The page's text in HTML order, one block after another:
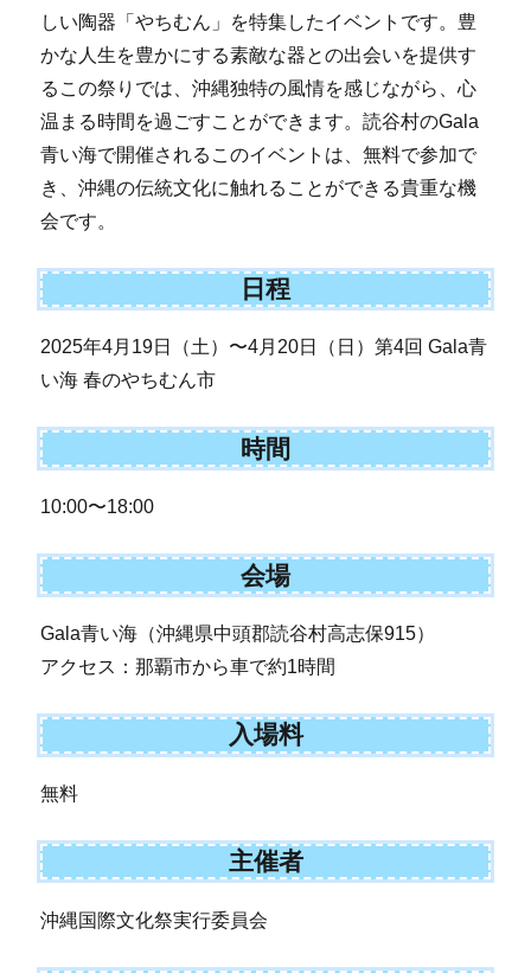
しい陶器「やちむん」を特集したイベントです。豊
かな人生を豊かにする素敵な器との出会いを提供す
るこの祭りでは、沖縄独特の風情を感じながら、心
温まる時間を過ごすことができます。読谷村のGala
青い海で開催されるこのイベントは、無料で参加で
き、沖縄の伝統文化に触れることができる貴重な機
会です。
日程
2025年4月19日（土）〜4月20日（日）第4回 Gala青
い海 春のやちむん市
時間
10:00〜18:00
会場
Gala青い海（沖縄県中頭郡読谷村高志保915）
アクセス：那覇市から車で約1時間
入場料
無料
主催者
沖縄国際文化祭実行委員会